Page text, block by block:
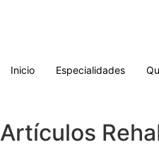
Inicio Especialidades
Artículos